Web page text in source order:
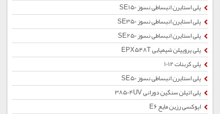
پلی استایرن انبساطی نسوز SE150
پلی استایرن انبساطی نسوز SE350
پلی استایرن انبساطی نسوز SE250
پلی پروپیلن شیمیایی EPX548T
پلی کربنات 1012
پلی استایرن انبساطی نسوز SE50
پلی اتیلن سنگین دورانی 38504UV
اپوکسی رزین مایع E6